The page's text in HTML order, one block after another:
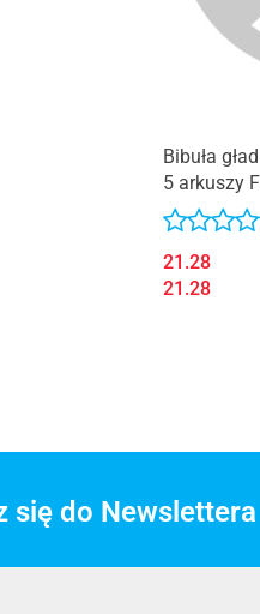
Bibuła
5 arkuszy
21.28
21.28
się do Newslettera